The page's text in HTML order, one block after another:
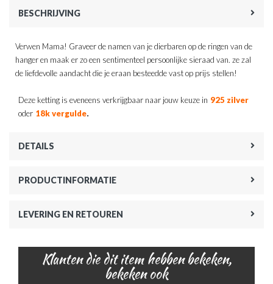
BESCHRIJVING
Verwen Mama! Graveer de namen van je dierbaren op de ringen van de
hanger en maak er zo een sentimenteel persoonlijke sieraad van. ze zal
de liefdevolle aandacht die je eraan besteedde vast op prijs stellen!
Deze ketting is eveneens verkrijgbaar naar jouw keuze in 925 zilver
oder 18k vergulde.
DETAILS
PRODUCTINFORMATIE
LEVERING EN RETOUREN
Klanten die dit item hebben bekeken,
bekeken ook